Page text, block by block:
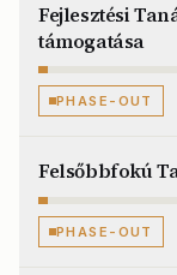
Fejlesztési
támogatása
PHASE-OUT
Felsőbbfokú
PHASE-OUT